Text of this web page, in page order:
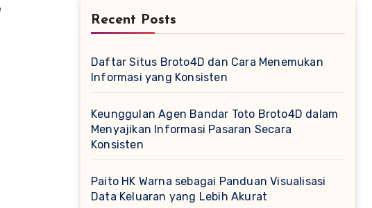
Recent Posts
Daftar Situs Broto4D dan Cara Menemukan
Informasi yang Konsisten
Keunggulan Agen Bandar Toto Broto4D dalam
Menyajikan Informasi Pasaran Secara
Konsisten
Paito HK Warna sebagai Panduan Visualisasi
Data Keluaran yang Lebih Akurat